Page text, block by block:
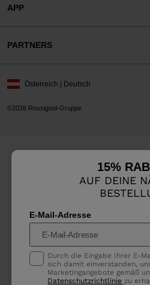
15%
AUF DEINE
E-Mail-Adresse
Durch die Eingabe Ihrer E-
sich damit einverstanden,
Marketingangebote gemäß
Datenschutzrichtlinie zu
APP
PARTNERS
©2026 Rossignol-Gruppe
Österreich | Deutsch